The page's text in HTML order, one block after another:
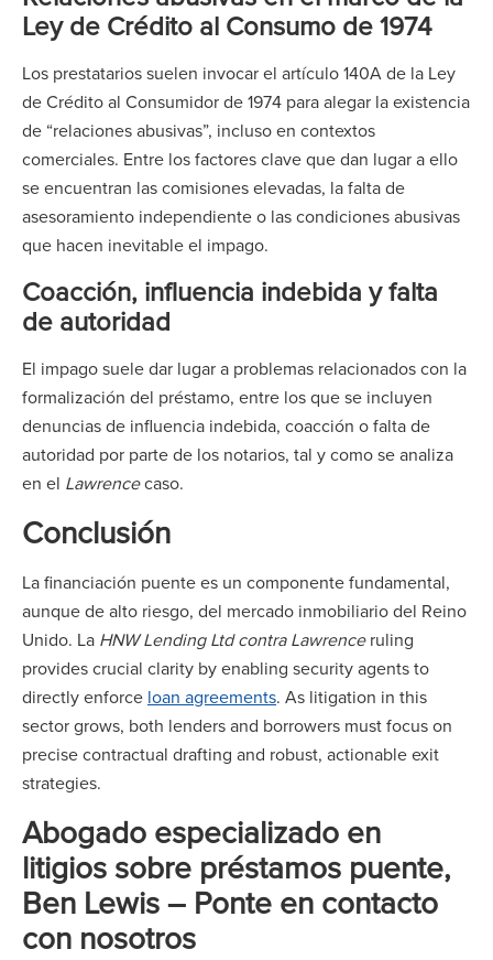
Ley de Crédito al Consumo de 1974
Los prestatarios suelen invocar el artículo 140A de la Ley
de Crédito al Consumidor de 1974 para alegar la existencia
de “relaciones abusivas”, incluso en contextos
comerciales. Entre los factores clave que dan lugar a ello
se encuentran las comisiones elevadas, la falta de
asesoramiento independiente o las condiciones abusivas
que hacen inevitable el impago.
Coacción, influencia indebida y falta
de autoridad
El impago suele dar lugar a problemas relacionados con la
formalización del préstamo, entre los que se incluyen
denuncias de influencia indebida, coacción o falta de
autoridad por parte de los notarios, tal y como se analiza
en el Lawrencecaso.
Conclusión
La financiación puente es un componente fundamental,
aunque de alto riesgo, del mercado inmobiliario del Reino
Unido. La HNW Lending Ltd contra Lawrenceruling
provides crucial clarity by enabling security agents to
directly enforce loan agreements. As litigation in this
sector grows, both lenders and borrowers must focus on
precise contractual drafting and robust, actionable exit
strategies.
Abogado especializado en
litigios sobre préstamos puente,
Ben Lewis – Ponte en contacto
con nosotros